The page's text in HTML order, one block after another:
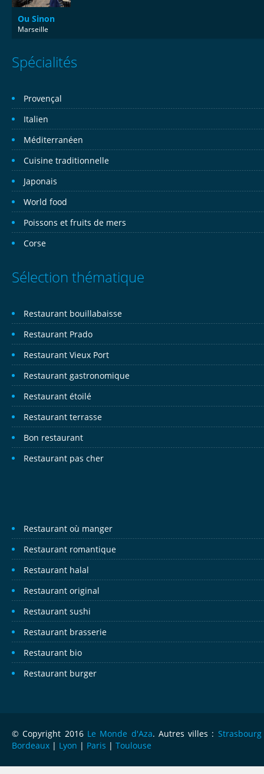
Ou Sinon
Marseille
Spécialités
Provençal
Italien
Méditerranéen
Cuisine traditionnelle
Japonais
World food
Poissons et fruits de mers
Corse
Sélection thématique
Restaurant bouillabaisse
Restaurant Prado
Restaurant Vieux Port
Restaurant gastronomique
Restaurant étoilé
Restaurant terrasse
Bon restaurant
Restaurant pas cher
Restaurant où manger
Restaurant romantique
Restaurant halal
Restaurant original
Restaurant sushi
Restaurant brasserie
Restaurant bio
Restaurant burger
© Copyright 2016 Le Monde d'Aza. Autres villes : Strasbourg
Bordeaux | Lyon | Paris | Toulouse